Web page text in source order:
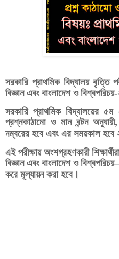
সরকারি প্রাথমিক বিদ্যালয় বৃত্তি
বিজ্ঞান এবং বাংলাদেশ ও বিশ্বপরিচয়-
সরকারি প্রাথমিক বিদ্যালয়ের ৫ম
প্রশ্নকাঠামো ও মান বন্টন অনুযায়ী,
নম্বরের হবে এবং এর সময়কাল হবে
এই পরীক্ষায় অংশগ্রহণকারী
বিজ্ঞান এবং বাংলাদেশ ও বিশ্বপরিচয়
করে মূল্যায়ন করা হবে।